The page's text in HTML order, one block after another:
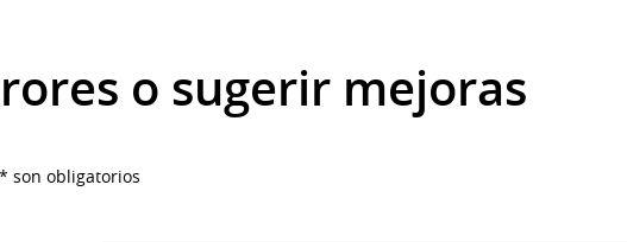
o sugerir mejoras
son obligatorios